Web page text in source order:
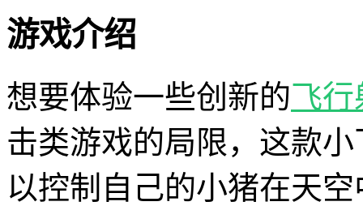
游戏介绍
想要体验一些创新的飞行
击类游戏的局限，这款
以控制自己的小猪在天